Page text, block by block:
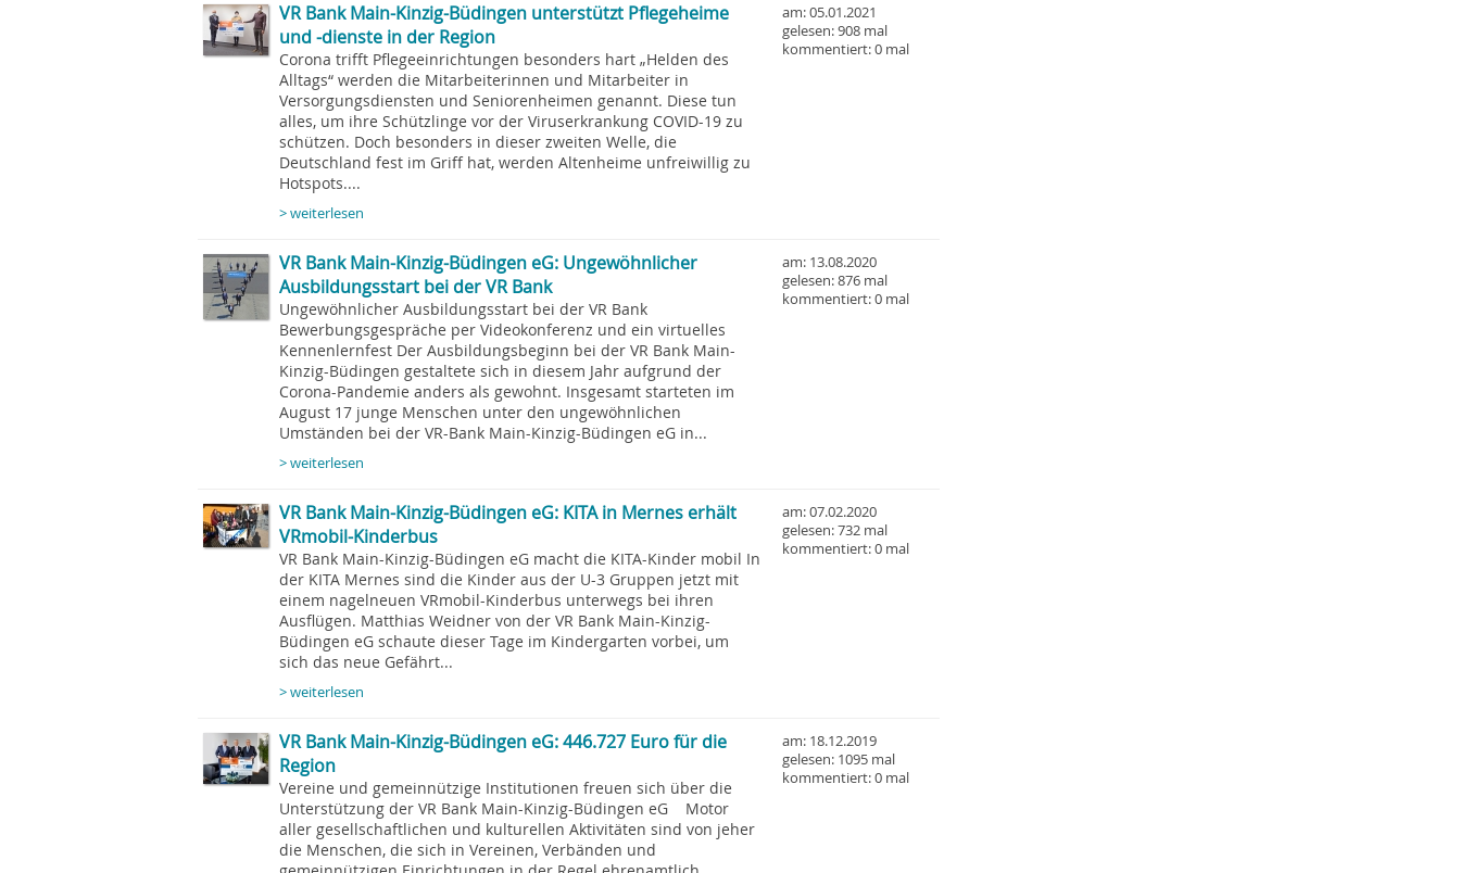
am: 05.01.2021
gelesen: 908 mal
kommentiert: 0 mal
VR Bank Main-Kinzig-Büdingen unterstützt Pflegeheime
und -dienste in der Region
Corona trifft Pflegeeinrichtungen besonders hart „Helden des
Alltags“ werden die Mitarbeiterinnen und Mitarbeiter in
Versorgungsdiensten und Seniorenheimen genannt. Diese tun
alles, um ihre Schützlinge vor der Viruserkrankung COVID-19 zu
schützen. Doch besonders in dieser zweiten Welle, die
Deutschland fest im Griff hat, werden Altenheime unfreiwillig zu
Hotspots....
> weiterlesen
am: 13.08.2020
gelesen: 876 mal
kommentiert: 0 mal
VR Bank Main-Kinzig-Büdingen eG: Ungewöhnlicher
Ausbildungsstart bei der VR Bank
Ungewöhnlicher Ausbildungsstart bei der VR Bank
Bewerbungsgespräche per Videokonferenz und ein virtuelles
Kennenlernfest Der Ausbildungsbeginn bei der VR Bank Main-
Kinzig-Büdingen gestaltete sich in diesem Jahr aufgrund der
Corona-Pandemie anders als gewohnt. Insgesamt starteten im
August 17 junge Menschen unter den ungewöhnlichen
Umständen bei der VR-Bank Main-Kinzig-Büdingen eG in...
> weiterlesen
am: 07.02.2020
gelesen: 732 mal
kommentiert: 0 mal
VR Bank Main-Kinzig-Büdingen eG: KITA in Mernes erhält
VRmobil-Kinderbus
VR Bank Main-Kinzig-Büdingen eG macht die KITA-Kinder mobil In
der KITA Mernes sind die Kinder aus der U-3 Gruppen jetzt mit
einem nagelneuen VRmobil-Kinderbus unterwegs bei ihren
Ausflügen. Matthias Weidner von der VR Bank Main-Kinzig-
Büdingen eG schaute dieser Tage im Kindergarten vorbei, um
sich das neue Gefährt...
> weiterlesen
am: 18.12.2019
gelesen: 1095 mal
kommentiert: 0 mal
VR Bank Main-Kinzig-Büdingen eG: 446.727 Euro für die
Region
Vereine und gemeinnützige Institutionen freuen sich über die
Unterstützung der VR Bank Main-Kinzig-Büdingen eG Motor
aller gesellschaftlichen und kulturellen Aktivitäten sind von jeher
die Menschen, die sich in Vereinen, Verbänden und